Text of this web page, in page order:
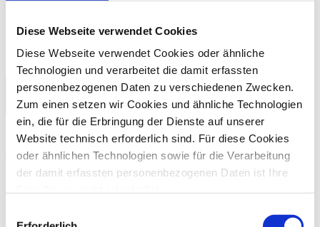
Diese Webseite verwendet Cookies
Diese Webseite verwendet Cookies oder ähnliche
Technologien und verarbeitet die damit erfassten
personenbezogenen Daten zu verschiedenen Zwecken.
Zum einen setzen wir Cookies und ähnliche Technologien
ein, die für die Erbringung der Dienste auf unserer
Website technisch erforderlich sind. Für diese Cookies
oder ähnlichen Technologien sowie für die Verarbeitung
der damit erfassten personenbezogenen Daten ist Ihre
mit Ihrer ausdrücklichen Einwilligung einsetzen und die